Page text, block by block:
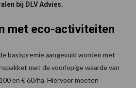
bij DLV Advies.
met eco-activiteiten
basispremie aangevuld worden met
met de voorlopige waarde van
en € 60/ha. Hiervoor moeten